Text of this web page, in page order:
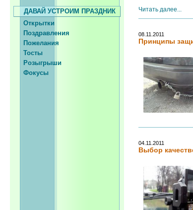
ДАВАЙ УСТРОИМ ПРАЗДНИК
Открытки
Поздравления
Пожелания
Тосты
Розыгрыши
Фокусы
Читать далее...
08.11.2011
Принципы
04.11.2011
Выбор